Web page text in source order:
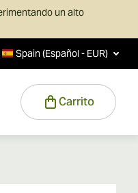
un alto
Spain (Español - EUR)
Carrito